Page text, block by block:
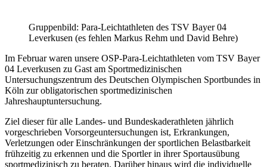
Gruppenbild: Para-Leichtathleten des TSV Bayer 04
Leverkusen (es fehlen Markus Rehm und David Behre)
Im Februar waren unsere OSP-Para-Leichtathleten vom TSV Bayer
04 Leverkusen zu Gast am Sportmedizinischen
Untersuchungszentrum des Deutschen Olympischen Sportbundes in
Köln zur obligatorischen sportmedizinischen
Jahreshauptuntersuchung.
Ziel dieser für alle Landes- und Bundeskaderathleten jährlich
vorgeschrieben Vorsorgeuntersuchungen ist, Erkrankungen,
Verletzungen oder Einschränkungen der sportlichen Belastbarkeit
frühzeitig zu erkennen und die Sportler in ihrer Sportausübung
sportmedizinisch zu beraten. Darüber hinaus wird die individuelle